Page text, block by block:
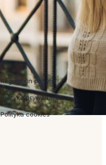
Regulaminy
Regulamin pobytu
Polityka prywatności
Polityka cookies